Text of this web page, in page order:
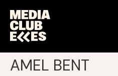
AMEL BENT